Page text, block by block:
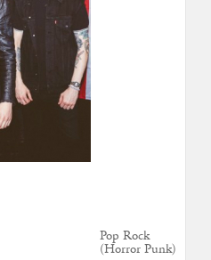
Pop Rock
(Horror Punk)